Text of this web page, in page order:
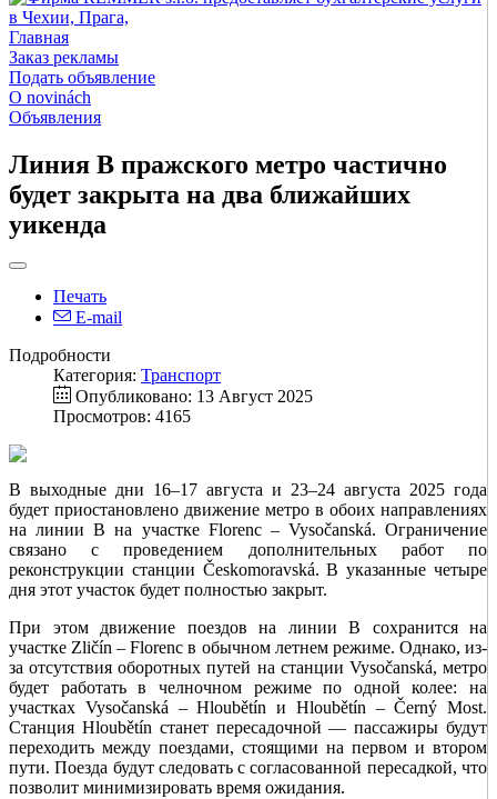
Главная
Заказ рекламы
Подать объявление
O novinách
Объявления
Линия B пражского метро частично
будет закрыта на два ближайших
уикенда
Печать
E-mail
Подробности
Категория: Транспорт
Опубликовано: 13 Август 2025
Просмотров: 4165
В выходные дни 16–17 августа и 23–24 августа 2025 года
будет приостановлено движение метро в обоих направлениях
на линии B на участке Florenc – Vysočanská. Ограничение
связано с проведением дополнительных работ по
реконструкции станции Českomoravská. В указанные четыре
дня этот участок будет полностью закрыт.
При этом движение поездов на линии B сохранится на
участке Zličín – Florenc в обычном летнем режиме. Однако, из-
за отсутствия оборотных путей на станции Vysočanská, метро
будет работать в челночном режиме по одной колее: на
участках Vysočanská – Hloubětín и Hloubětín – Černý Most.
Станция Hloubětín станет пересадочной — пассажиры будут
переходить между поездами, стоящими на первом и втором
пути. Поезда будут следовать с согласованной пересадкой, что
позволит минимизировать время ожидания.